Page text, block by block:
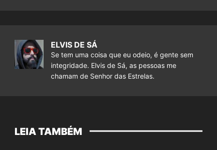
ELVIS DE SÁ
Se tem uma coisa que eu odeio, é gente sem
integridade. Elvis de Sá, as pessoas me
chamam de Senhor das Estrelas.
LEIA TAMBÉM